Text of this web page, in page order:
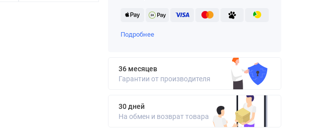
Подробнее
36 месяцев
Гарантии от производителя
30 дней
На обмен и возврат товара